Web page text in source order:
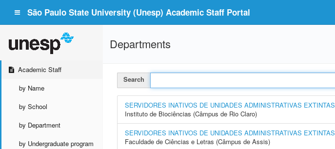
São Paulo State University (Unesp) Academic Staff Portal
Academic Staff
by Name
by School
by Department
by Undergraduate program
Departments
Search
SERVIDORES INATIVOS DE UNIDADES ADMINISTRATIVAS EXTINTAS
Instituto de Biociências (Câmpus de Rio Claro)
SERVIDORES INATIVOS DE UNIDADES ADMINISTRATIVAS EXTINTAS
Faculdade de Ciências e Letras (Câmpus de Assis)